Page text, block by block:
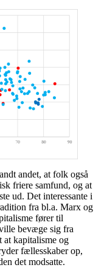
andet, at folk også
friere samfund, og at
ud. Det interessante i
fra bl.a. Marx og
fører til
bevæge sig fra
at kapitalisme og
fællesskaber op,
det modsatte.